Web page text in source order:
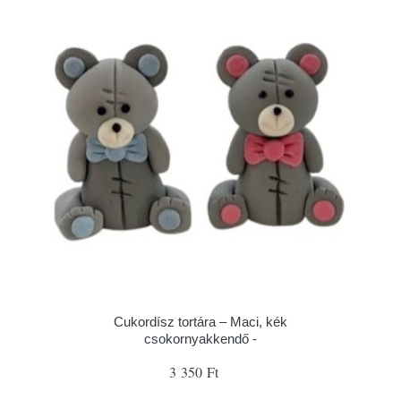
Cukordísz tortára – Maci, kék
csokornyakkendő -
3 350 Ft